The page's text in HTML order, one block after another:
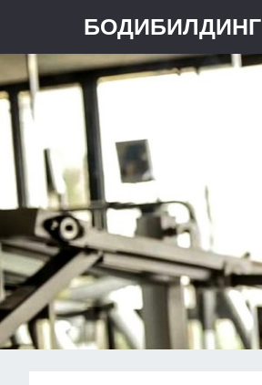
БОДИБИЛДИНГ